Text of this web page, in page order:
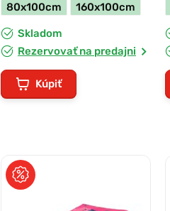
80x100cm
160x100cm
Skladom
Rezervovať na predajni
Kúpiť